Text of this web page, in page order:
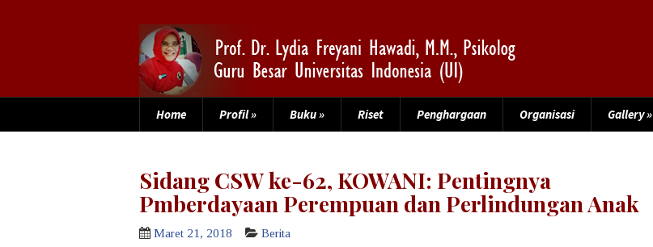
Home Profil» Buku» Riset Penghargaan Organisasi Gallery»
Sidang CSW ke-62, KOWANI: Pentingnya
Pmberdayaan Perempuan dan Perlindungan Anak
Maret 21, 2018 Berita